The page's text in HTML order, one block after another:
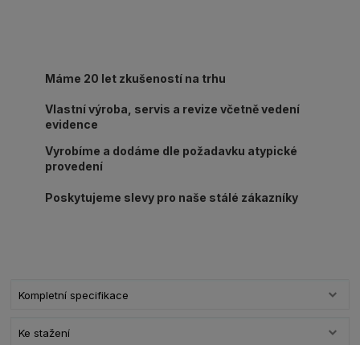
Máme 20 let zkušeností na trhu
Vlastní výroba, servis a revize včetně vedení
evidence
Vyrobíme a dodáme dle požadavku atypické
provedení
Poskytujeme slevy pro naše stálé zákazníky
Kompletní specifikace
Ke stažení